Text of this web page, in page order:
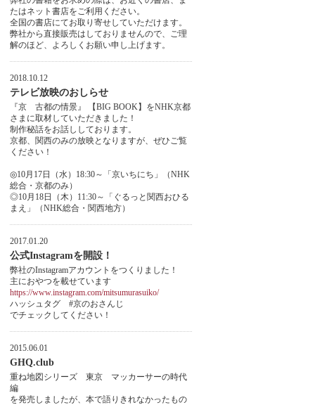
たはネット書店をご利用ください。
全国の書店にてお取り寄せしていただけます。
弊社から直接販売はしておりませんので、ご理
解のほど、よろしくお願い申し上げます。
2018.10.12
テレビ放映のおしらせ
『京 古都の情景』 【BIG BOOK】をNHK京都
さまに取材していただきました！
制作秘話をお話ししております。
京都、関西のみの放映となりますが、ぜひご覧
ください！
◎10月17日（水）18:30～「京いちにち」（NHK
総合・京都のみ）
◎10月18日（木）11:30～「ぐるっと関西おひる
まえ」（NHK総合・関西地方）
2017.01.20
公式Instagramを開設！
弊社のInstagramアカウントをつくりました！
主におやつを載せています
https://www.instagram.com/mitsumurasuiko/
ハッシュタグ #京のおさんじ
でチェックしてください！
2015.06.01
GHQ.club
重ね地図シリーズ 東京 マッカーサーの時代
編
を発売しましたが、本で語りきれなかったもの